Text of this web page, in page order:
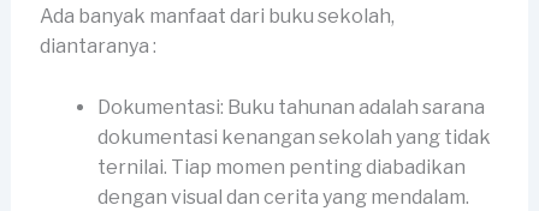
Ada banyak manfaat dari buku sekolah,
diantaranya :
Dokumentasi: Buku tahunan adalah sarana
dokumentasi kenangan sekolah yang tidak
ternilai. Tiap momen penting diabadikan
dengan visual dan cerita yang mendalam.